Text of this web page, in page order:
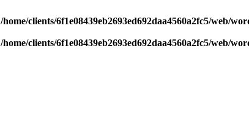
/home/clients/6f1e08439eb2693ed692daa4560a2fc5/web/
/home/clients/6f1e08439eb2693ed692daa4560a2fc5/web/